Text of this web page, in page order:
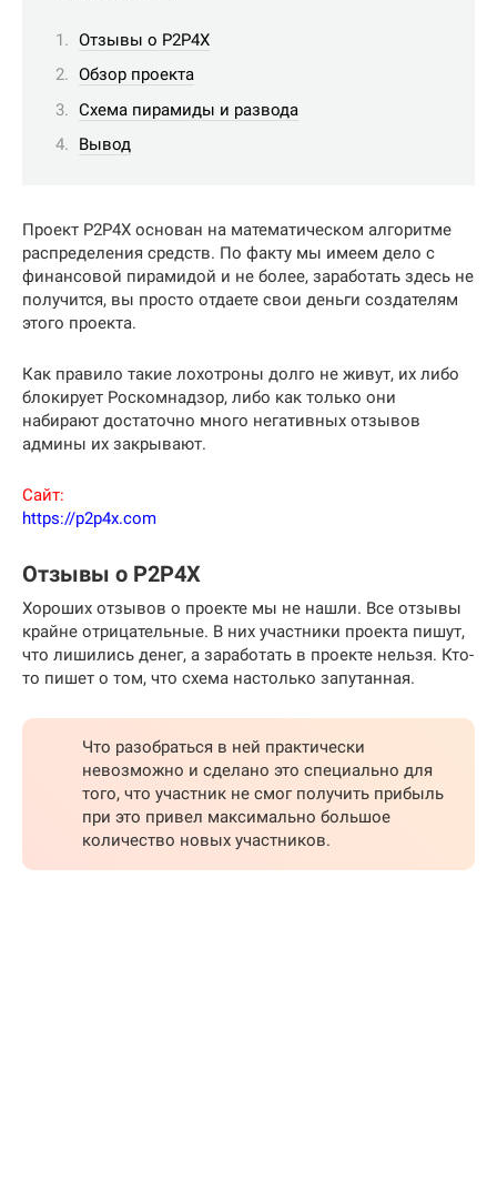
Отзывы о P2P4X
Обзор проекта
Схема пирамиды и развода
Вывод
Проект P2P4X основан на математическом алгоритме
распределения средств. По факту мы имеем дело с
финансовой пирамидой и не более, заработать здесь не
получится, вы просто отдаете свои деньги создателям
этого проекта.
Как правило такие лохотроны долго не живут, их либо
блокирует Роскомнадзор, либо как только они
набирают достаточно много негативных отзывов
админы их закрывают.
Сайт:
https://p2p4x.com
Отзывы о P2P4X
Хороших отзывов о проекте мы не нашли. Все отзывы
крайне отрицательные. В них участники проекта пишут,
что лишились денег, а заработать в проекте нельзя. Кто-
то пишет о том, что схема настолько запутанная.
Что разобраться в ней практически
невозможно и сделано это специально для
того, что участник не смог получить прибыль
при это привел максимально большое
количество новых участников.